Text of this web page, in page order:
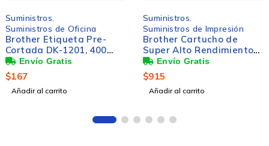
Suministros
Suministros de Oficina
Brother Etiqueta Pre-
Cortada DK-1201, 400
Etiquetas
$167
Añadir al carrito
Suministros
Suministros de Impresión
Brother Cartucho de
Super Alto Rendimiento
LC3019BK Negro, 3000
Páginas
$915
Añadir al carrito